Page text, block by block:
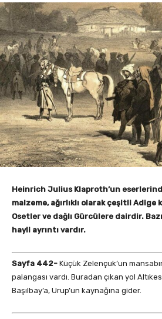
Heinrich Julius Klaproth’un
malzeme, ağırlıklı olarak çeşitli Adige
Osetler ve dağlı Gürcülere dairdir.
hayli ayrıntı vardır.
Sayfa 442- Küçük Zelençuk’un
palangası vardı. Buradan çıkan yol
Başılbay’a, Urup’un kaynağına gider.